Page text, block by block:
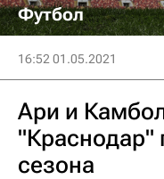
Футбол
16:52 01.05.2021
Ари и
"Краснодар"
сезона